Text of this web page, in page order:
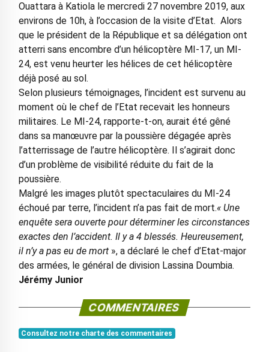
Ouattara à Katiola le mercredi 27 novembre 2019, aux
environs de 10h, à l’occasion de la visite d’Etat. Alors
que le président de la République et sa délégation ont
atterri sans encombre d’un hélicoptère MI-17, un MI-
24, est venu heurter les hélices de cet hélicoptère
déjà posé au sol.
Selon plusieurs témoignages, l’incident est survenu au
moment où le chef de l’Etat recevait les honneurs
militaires. Le MI-24, rapporte-t-on, aurait été gêné
dans sa manœuvre par la poussière dégagée après
l’atterrissage de l’autre hélicoptère. Il s’agirait donc
d’un problème de visibilité réduite du fait de la
poussière.
Malgré les images plutôt spectaculaires du MI-24
échoué par terre, l’incident n’a pas fait de mort.« Une
enquête sera ouverte pour déterminer les circonstances
exactes den l’accident. Il y a 4 blessés. Heureusement,
il n’y a pas eu de mort», a déclaré le chef d’Etat-major
des armées, le général de division Lassina Doumbia.
Jérémy Junior
COMMENTAIRES
Consultez notre charte des commentaires